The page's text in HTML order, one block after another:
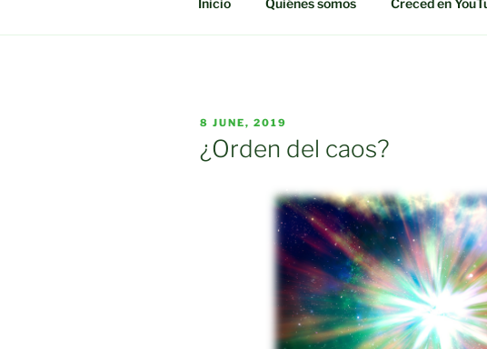
POSTED
8 JUNE, 2019
¿Orden del caos?